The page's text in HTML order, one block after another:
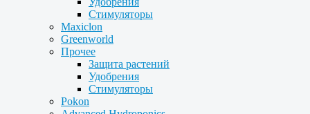
Стимуляторы
Maxiclon
Greenworld
Прочее
Защита растений
Удобрения
Стимуляторы
Pokon